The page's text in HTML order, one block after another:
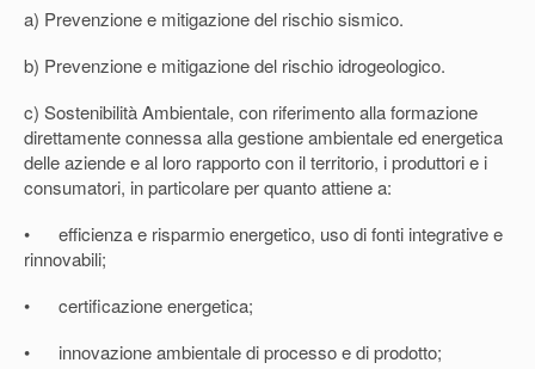
a) Prevenzione e mitigazione del rischio sismico.
b) Prevenzione e mitigazione del rischio idrogeologico.
c) Sostenibilità Ambientale, con riferimento alla formazione
direttamente connessa alla gestione ambientale ed energetica
delle aziende e al loro rapporto con il territorio, i produttori e i
consumatori, in particolare per quanto attiene a:
• efficienza e risparmio energetico, uso di fonti integrative e
rinnovabili;
• certificazione energetica;
• innovazione ambientale di processo e di prodotto;